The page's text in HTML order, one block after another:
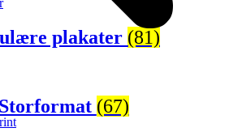
plakater (81)
Storformat (67)